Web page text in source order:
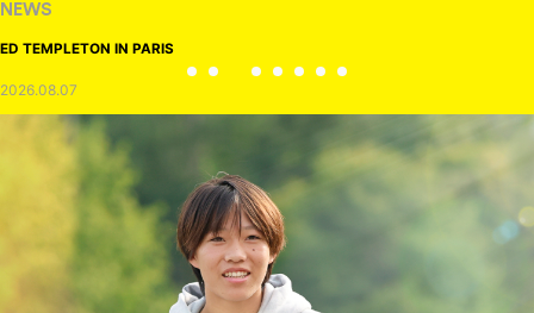
NEWS
ED TEMPLETON IN PARIS
2026.08.07